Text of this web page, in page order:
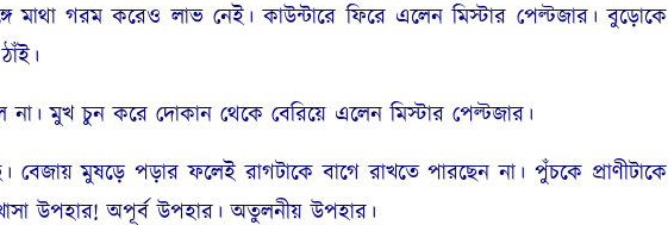
গরম করেও লাভ নেই। কাউন্টারে ফিরে এলেন মিস্টার পেল্টজার। বুড়োকে
মুখ চুন করে দোকান থেকে বেরিয়ে এলেন মিস্টার পেল্টজার।
বেজায় মুষড়ে পড়ার ফলেই রাগটাকে বাগে রাখতে পারছেন না। পুঁচকে প্রাণীটাকে
উপহার! অপূর্ব উপহার। অতুলনীয় উপহার।